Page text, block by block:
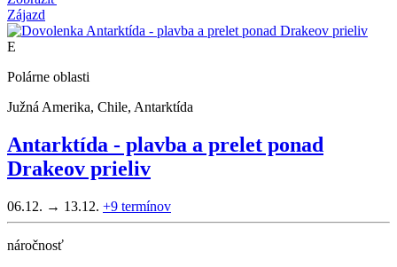
Zájazd
E
Polárne oblasti
Južná Amerika, Chile, Antarktída
Antarktída - plavba a prelet ponad
Drakeov prieliv
06.12. → 13.12. +9 termínov
náročnosť